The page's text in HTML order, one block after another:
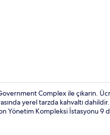
Complex ile çıkarın.
yerel tarzda kahvaltı dahildir.
Yönetim Kompleksi İstasyonu 9